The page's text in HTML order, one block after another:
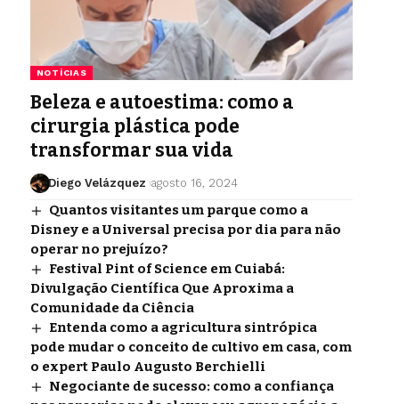
NOTÍCIAS
Beleza e autoestima: como a
cirurgia plástica pode
transformar sua vida
Diego Velázquez agosto 16, 2024
Quantos visitantes um parque como a
Disney e a Universal precisa por dia para não
operar no prejuízo?
Festival Pint of Science em Cuiabá:
Divulgação Científica Que Aproxima a
Comunidade da Ciência
Entenda como a agricultura sintrópica
pode mudar o conceito de cultivo em casa, com
o expert Paulo Augusto Berchielli
Negociante de sucesso: como a confiança